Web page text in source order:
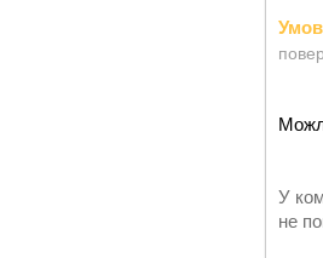
У
не